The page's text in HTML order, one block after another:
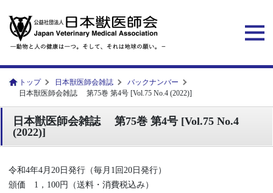
トップ 日本獣医師会雑誌
バックナンバー
日本獣医師会雑誌 第75巻 第4号 [Vol.75 No.4 (2022)]
日本獣医師会雑誌 第75巻 第4号 [Vol.75 No.4
(2022)]
令和4年4月20日発行（毎月1回20日発行）
頒価 1，100円（送料・消費税込み）